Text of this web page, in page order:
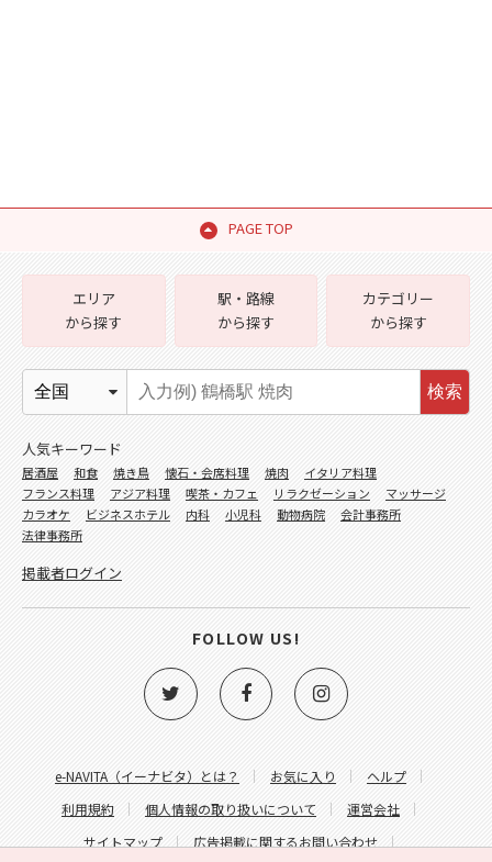
PAGE TOP
e-NAVITA（イーナビタ）とは？ お気に入り
ヘルプ
利用規約
個人情報の取り扱いについて
運営会社
サイトマップ
広告掲載に関するお問い合わせ
エリア
から探す
駅・路線
から探す
カテゴリー
から探す
検索
人気キーワード
居酒屋 和食 焼き鳥 懐石・会席料理 焼肉
イタリア料理
フランス料理
アジア料理 喫茶・カフェ リラクゼーション
マッサージ
カラオケ
ビジネスホテル 内科 小児科 動物病院
会計事務所
法律事務所
掲載者ログイン
FOLLOW US!